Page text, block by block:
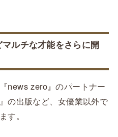
ルチな才能をさらに開
news zero』のパートナー
の出版など、女優業以外で
す。